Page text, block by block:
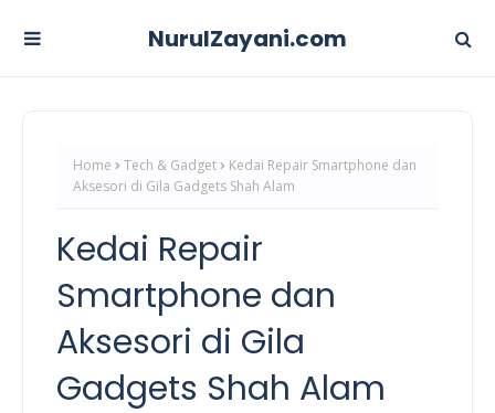
NurulZayani.com
Home Tech & Gadget
Kedai Repair Smartphone dan
Aksesori di Gila Gadgets Shah Alam
Kedai Repair
Smartphone dan
Aksesori di Gila
Gadgets Shah Alam